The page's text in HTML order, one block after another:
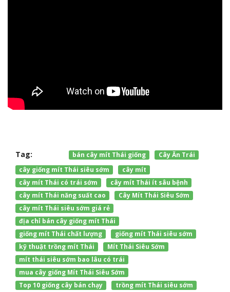
Tag: bán cây mít Thái giống
Cây Ăn Trái
cây giống mít Thái siêu sớm
cây mít
cây mít Thái có trái sớm
cây mít Thái ít sâu bệnh
cây mít Thái năng suất cao
Cây Mít Thái Siêu Sớm
cây mít Thái siêu sớm giá rẻ
địa chỉ bán cây giống mít Thái
giống mít Thái chất lượng
giống mít Thái siêu sớm
kỹ thuật trồng mít Thái
Mít Thái Siêu Sớm
mít thái siêu sớm bao lâu có trái
mua cây giống Mít Thái Siêu Sớm
Top 10 giống cây bán chạy
trồng mít Thái siêu sớm